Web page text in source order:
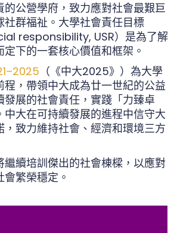
的公營學府，致力應對社會最艱巨
社群福祉。大學社會責任目標
responsibility, USR） 是為了解
定下的一套核心價值和框架 。
（《中大2025》）為大學
程，帶領中大成為廿一世紀的公益
發展的社會責任，實踐「力臻卓
中大在可持續發展的進程中信守大
，致力維持社會、經濟和環境三方
繼續培訓傑出的社會棟樑，以應對
繁榮穩定。